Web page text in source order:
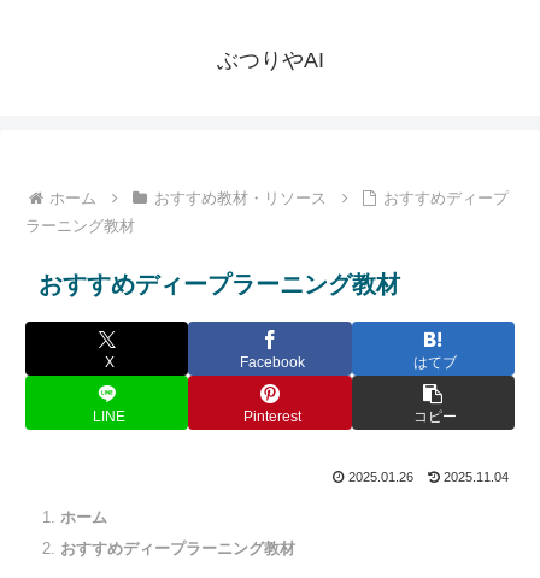
ぶつりやAI
ホーム おすすめ教材・リソース
おすすめディープ
ラーニング教材
おすすめディープラーニング教材
X Facebook はてブ
LINE Pinterest コピー
2025.01.26 2025.11.04
ホーム
おすすめディープラーニング教材